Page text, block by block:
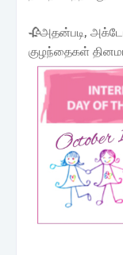
🥀அதன்படி,
குழந்தைகள்